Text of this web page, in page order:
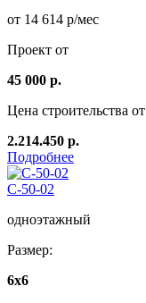
от 14 614 р/мес
Проект от
45 000 р.
Цена строительства от
2.214.450 р.
Подробнее
C-50-02
одноэтажный
Размер:
6х6